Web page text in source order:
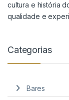
cultura e história
qualidade e
Categorias
Bares